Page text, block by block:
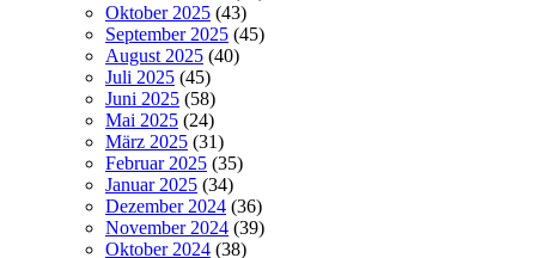
Oktober 2025 (43)
September 2025 (45)
August 2025 (40)
Juli 2025 (45)
Juni 2025 (58)
Mai 2025 (24)
März 2025 (31)
Februar 2025 (35)
Januar 2025 (34)
Dezember 2024 (36)
November 2024 (39)
Oktober 2024 (38)